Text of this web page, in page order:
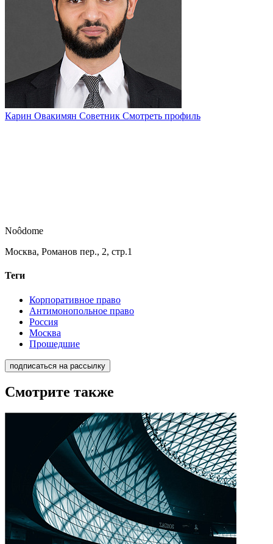
Карин Овакимян Советник Смотреть профиль
Noôdome
Москва, Романов пер., 2, стр.1
Теги
Корпоративное право
Антимонопольное право
Россия
Москва
Прошедшие
подписаться на рассылку
Смотрите также